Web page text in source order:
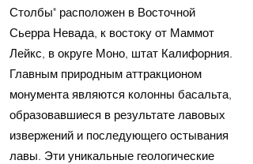
Столбы" расположен в Восточной
Сьерра Невада, к востоку от Маммот
Лейкс, в округе Моно, штат Калифорния.
Главным природным аттракционом
монумента являются колонны басальта,
образовавшиеся в результате лавовых
извержений и последующего остывания
лавы. Эти уникальные геологические